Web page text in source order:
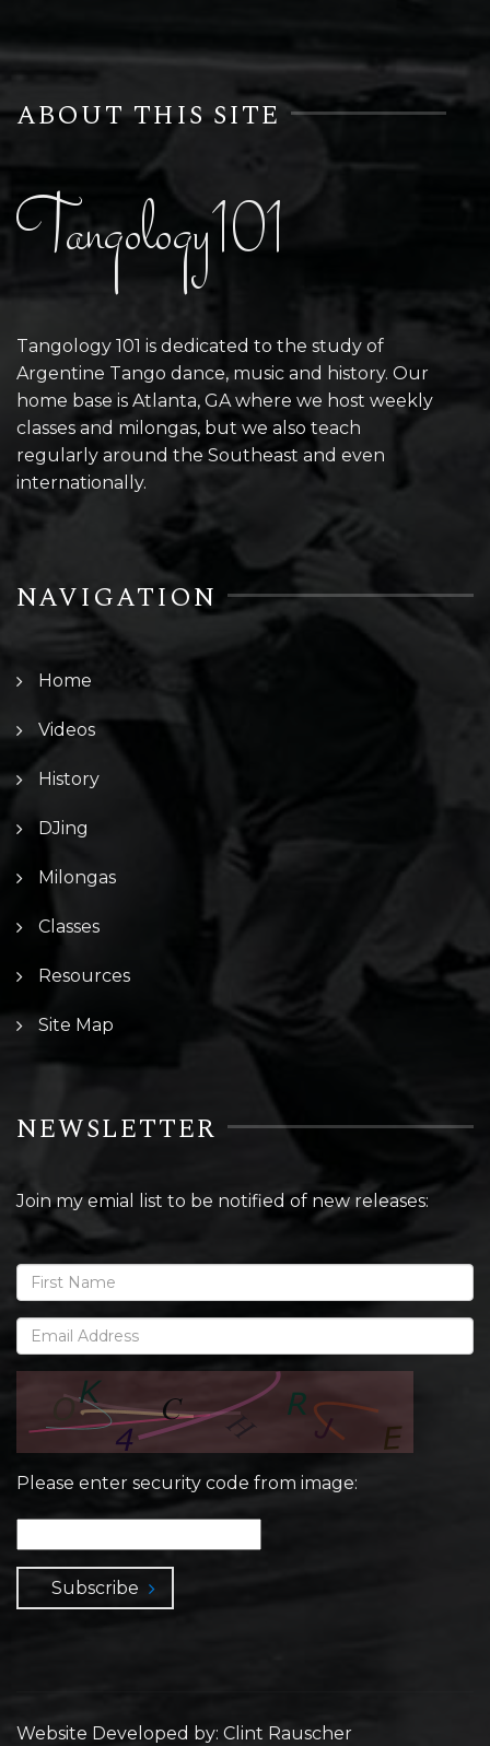
ABOUT THIS SITE
Tangology101
Tangology 101 is dedicated to the study of
Argentine Tango dance, music and history. Our
home base is Atlanta, GA where we host weekly
classes and milongas, but we also teach
regularly around the Southeast and even
internationally.
NAVIGATION
Home
Videos
History
DJing
Milongas
Classes
Resources
Site Map
NEWSLETTER
Join my emial list to be notified of new releases:
Please enter security code from image:
Subscribe
Website Developed by: Clint Rauscher